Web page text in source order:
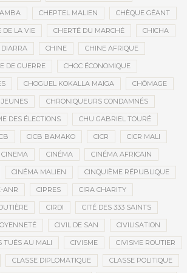
CHEPTEL MALIEN CHÈQUE GÉANT
DE LA VIE CHERTÉ DU MARCHÉ CHICHA
DIARRA CHINE CHINE AFRIQUE
DE GUERRE CHOC ÉCONOMIQUE
CHOGUEL KOKALLA MAÏGA CHÔMAGE
CHRONIQUEURS CONDAMNÉS
DES ÉLECTIONS CHU GABRIEL TOURÉ
CICB BAMAKO CICR CICR MALI
CINEMA CINÉMA CINÉMA AFRICAIN
CINÉMA MALIEN CINQUIÈME RÉPUBLIQUE
ANR CIPRES CIRA CHARITY
CIRDI CITÉ DES 333 SAINTS
CIVIL DE SAN CIVILISATION
TUÉS AU MALI CIVISME CIVISME ROUTIER
CLASSE DIPLOMATIQUE CLASSE POLITIQUE